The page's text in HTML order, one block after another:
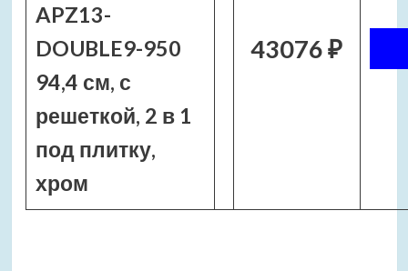
APZ13-
DOUBLE9-950
94,4 см, с
решеткой, 2 в 1
под плитку,
хром
43076 ₽